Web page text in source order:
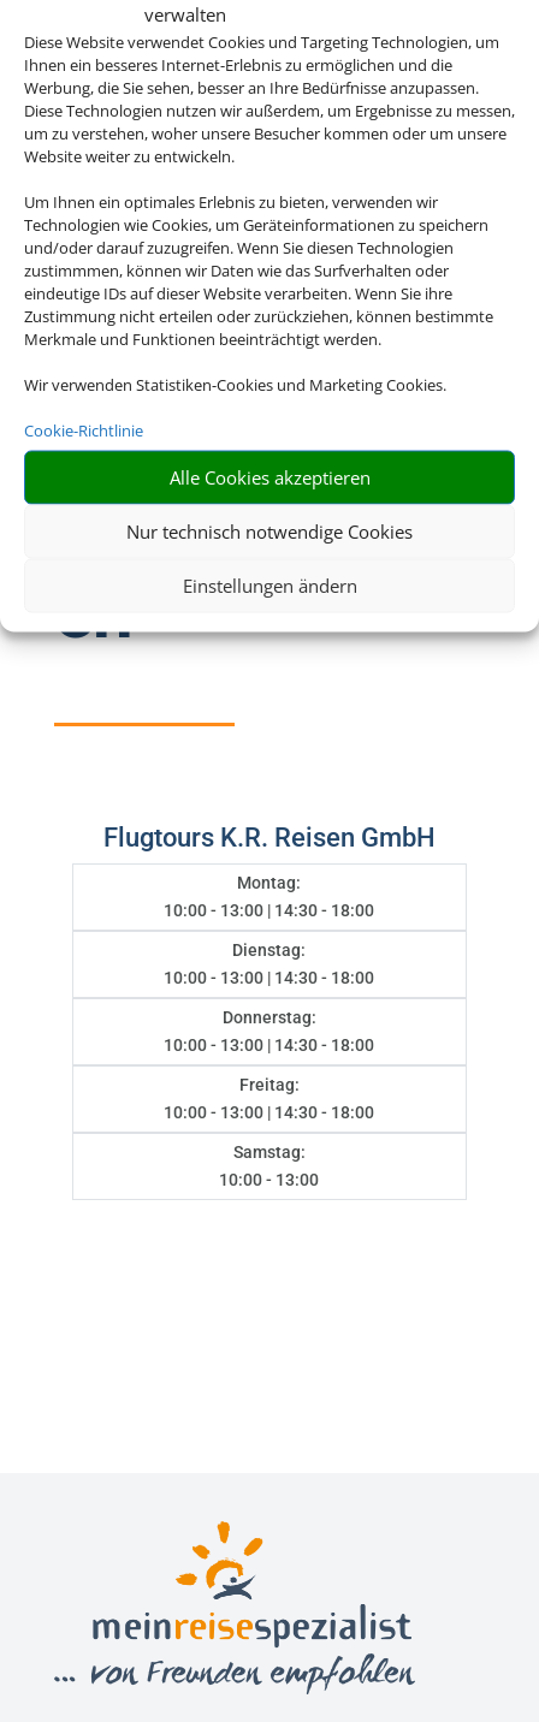
verwalten
Diese Website verwendet Cookies und Targeting Technologien, um
Ihnen ein besseres Internet-Erlebnis zu ermöglichen und die
Werbung, die Sie sehen, besser an Ihre Bedürfnisse anzupassen.
Diese Technologien nutzen wir außerdem, um Ergebnisse zu messen,
um zu verstehen, woher unsere Besucher kommen oder um unsere
Website weiter zu entwickeln.
Um Ihnen ein optimales Erlebnis zu bieten, verwenden wir
Technologien wie Cookies, um Geräteinformationen zu speichern
und/oder darauf zuzugreifen. Wenn Sie diesen Technologien
zustimmmen, können wir Daten wie das Surfverhalten oder
eindeutige IDs auf dieser Website verarbeiten. Wenn Sie ihre
Zustimmung nicht erteilen oder zurückziehen, können bestimmte
Merkmale und Funktionen beeinträchtigt werden.
Wir verwenden Statistiken-Cookies und Marketing Cookies.
Cookie-Richtlinie
Alle Cookies akzeptieren
Nur technisch notwendige Cookies
Einstellungen ändern
Schreiben Sie uns eine Email
info@flugtours.de
Öffnungszeit
en
Flugtours K.R. Reisen GmbH
Montag:
10:00 - 13:00 | 14:30 - 18:00
Dienstag:
10:00 - 13:00 | 14:30 - 18:00
Donnerstag:
10:00 - 13:00 | 14:30 - 18:00
Freitag:
10:00 - 13:00 | 14:30 - 18:00
Samstag:
10:00 - 13:00